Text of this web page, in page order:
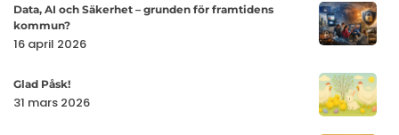
Data, AI och Säkerhet – grunden för framtidens
kommun?
16 april 2026
Data,
AI
Säkerhet
–
grunden
Glad Påsk!
31 mars 2026
Glad
Påsk!